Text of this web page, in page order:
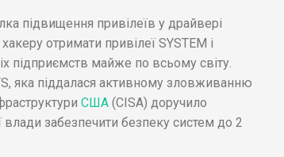
підвищення привілеїв у драйвері
отримати привілеї SYSTEM і
підприємств майже по всьому світу.
яка піддалася активному зловживанню
США (CISA) доручило
забезпечити безпеку систем до 2